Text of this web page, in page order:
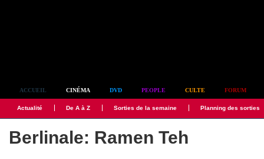
ACCUEIL CINÉMA DVD PEOPLE CULTE FORUM
Actualité De A à Z Sorties de la semaine Planning des sorties
Berlinale: Ramen Teh